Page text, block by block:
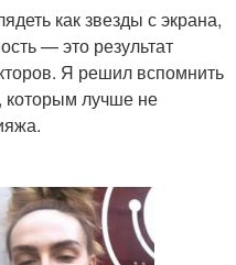
как звезды с экрана,
— это результат
Я решил вспомнить
которым лучше не